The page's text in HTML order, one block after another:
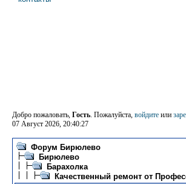
Добро пожаловать, Гость. Пожалуйста, войдите или
07 Август 2026, 20:40:27
Форум Бирюлево
Бирюлево
Барахолка
Качественный ремонт от